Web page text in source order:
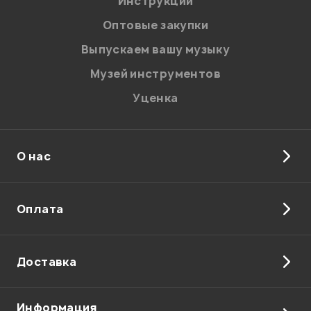
Мой отзыв о товаре
Оптовые закупки
Выпускаем вашу музыку
Музей инструментов
Уценка
О нас
Оплата
Доставка
Информация